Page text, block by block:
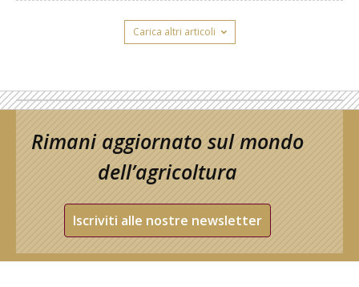
Carica altri articoli
Rimani aggiornato sul mondo
dell’agricoltura
Iscriviti alle nostre newsletter